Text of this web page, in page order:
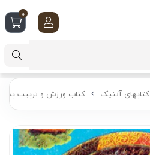
کتابهای آنتیک کتاب ورزش و تربیت
0